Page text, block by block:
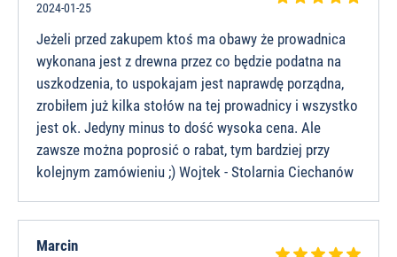
2024-01-25
Jeżeli przed zakupem ktoś ma obawy że prowadnica
wykonana jest z drewna przez co będzie podatna na
uszkodzenia, to uspokajam jest naprawdę porządna,
zrobiłem już kilka stołów na tej prowadnicy i wszystko
jest ok. Jedyny minus to dość wysoka cena. Ale
zawsze można poprosić o rabat, tym bardziej przy
kolejnym zamówieniu ;) Wojtek - Stolarnia Ciechanów
Marcin